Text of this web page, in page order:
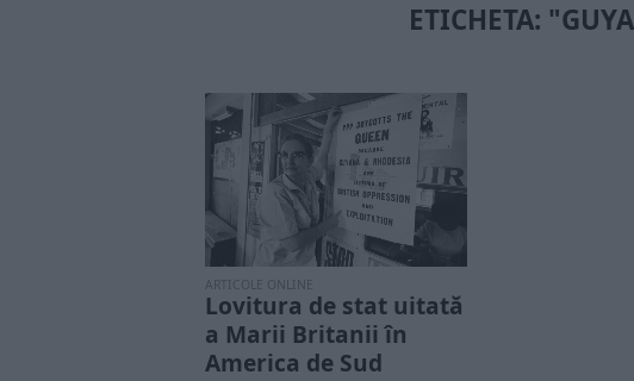
ETICHETA:
ARTICOLE ONLINE
Lovitura de stat uitată
a Marii Britanii în
America de Sud